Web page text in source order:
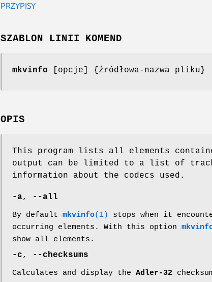
PRZYPISY
SZABLON LINII KOMEND
mkvinfo [opcje] {źródłowa-nazwa pliku}
OPIS
This program lists all elements
output can be limited to a list of
information about the codecs used.
-a, --all
By default mkvinfo(1)
stops when it
occurring elements. With this option
show all elements.
-c, --checksums
Calculates and display the Adler-32